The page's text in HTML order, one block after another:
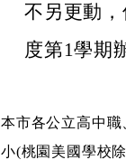
不另更動
度第1學期
本市各公立高中
小(桃園美國學校